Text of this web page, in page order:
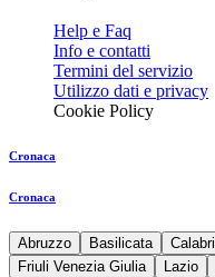
Help e Faq
Info e contatti
Termini del servizio
Utilizzo dati e privacy
Cookie Policy
Cronaca
Cronaca
Abruzzo Basilicata
Friuli Venezia Giulia
Lazio